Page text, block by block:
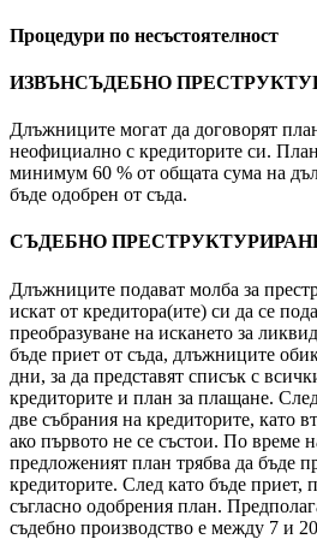
Процедури по несъстоятелност
ИЗВЪНСЪДЕБНО
Длъжниците могат да договорят
неофициално с кредиторите си.
минимум 60 % от общата сума на
бъде одобрен от съда.
СЪДЕБНО
Длъжниците подават молба за
искат от кредитора(ите) си да се
преобразуване на искането за
бъде приет от съда, длъжниците
дни, за да представят списък с
кредиторите и план за плащане.
две събрания на кредиторите, като
ако първото не се състои. По време
предложеният план трябва да бъде
кредиторите. След като бъде приет,
съгласно одобрения план.
съдебно производство е между 7 и